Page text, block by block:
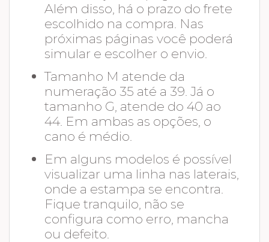
Além disso, há o prazo do frete
escolhido na compra. Nas
próximas páginas você poderá
simular e escolher o envio.
Tamanho M atende da
numeração 35 até a 39. Já o
tamanho G, atende do 40 ao
44. Em ambas as opções, o
cano é médio.
Em alguns modelos é possível
visualizar uma linha nas laterais,
onde a estampa se encontra.
Fique tranquilo, não se
configura como erro, mancha
ou defeito.